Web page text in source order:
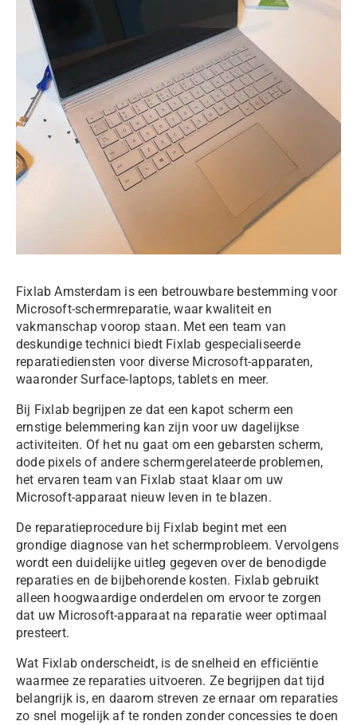
Fixlab Amsterdam is een betrouwbare bestemming voor
Microsoft-schermreparatie, waar kwaliteit en
vakmanschap voorop staan. Met een team van
deskundige technici biedt Fixlab gespecialiseerde
reparatiediensten voor diverse Microsoft-apparaten,
waaronder Surface-laptops, tablets en meer.
Bij Fixlab begrijpen ze dat een kapot scherm een
ernstige belemmering kan zijn voor uw dagelijkse
activiteiten. Of het nu gaat om een gebarsten scherm,
dode pixels of andere schermgerelateerde problemen,
het ervaren team van Fixlab staat klaar om uw
Microsoft-apparaat nieuw leven in te blazen.
De reparatieprocedure bij Fixlab begint met een
grondige diagnose van het schermprobleem. Vervolgens
wordt een duidelijke uitleg gegeven over de benodigde
reparaties en de bijbehorende kosten. Fixlabgebruikt
alleen hoogwaardige onderdelen om ervoor te zorgen
dat uw Microsoft-apparaat na reparatie weer optimaal
presteert.
Wat Fixlab onderscheidt, is de snelheid en efficiëntie
waarmee ze reparaties uitvoeren. Ze begrijpen dat tijd
belangrijk is, en daarom streven ze ernaar om reparaties
zo snel mogelijk af te ronden zonder concessies te doen